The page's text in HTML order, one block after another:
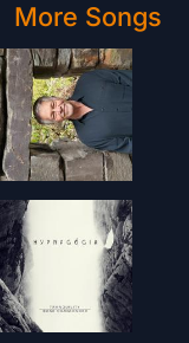
More Songs